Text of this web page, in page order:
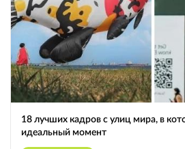
18 лучших кадров с улиц мира, в
идеальный момент